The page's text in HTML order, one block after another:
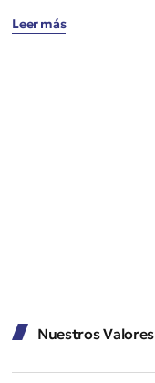
Leer más
Nuestros Valores